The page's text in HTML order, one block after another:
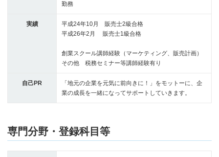
勤務
実績
平成24年10月 販売士2級合格
平成26年2月 販売士1級合格
創業スクール講師経験（マーケティング、販売計画）
その他 税務セミナー等講師経験有り
自己PR
「地元の企業を元気に前向きに！」をモットーに、企
業の成長を一緒になってサポートしていきます。
専門分野・登録科目等